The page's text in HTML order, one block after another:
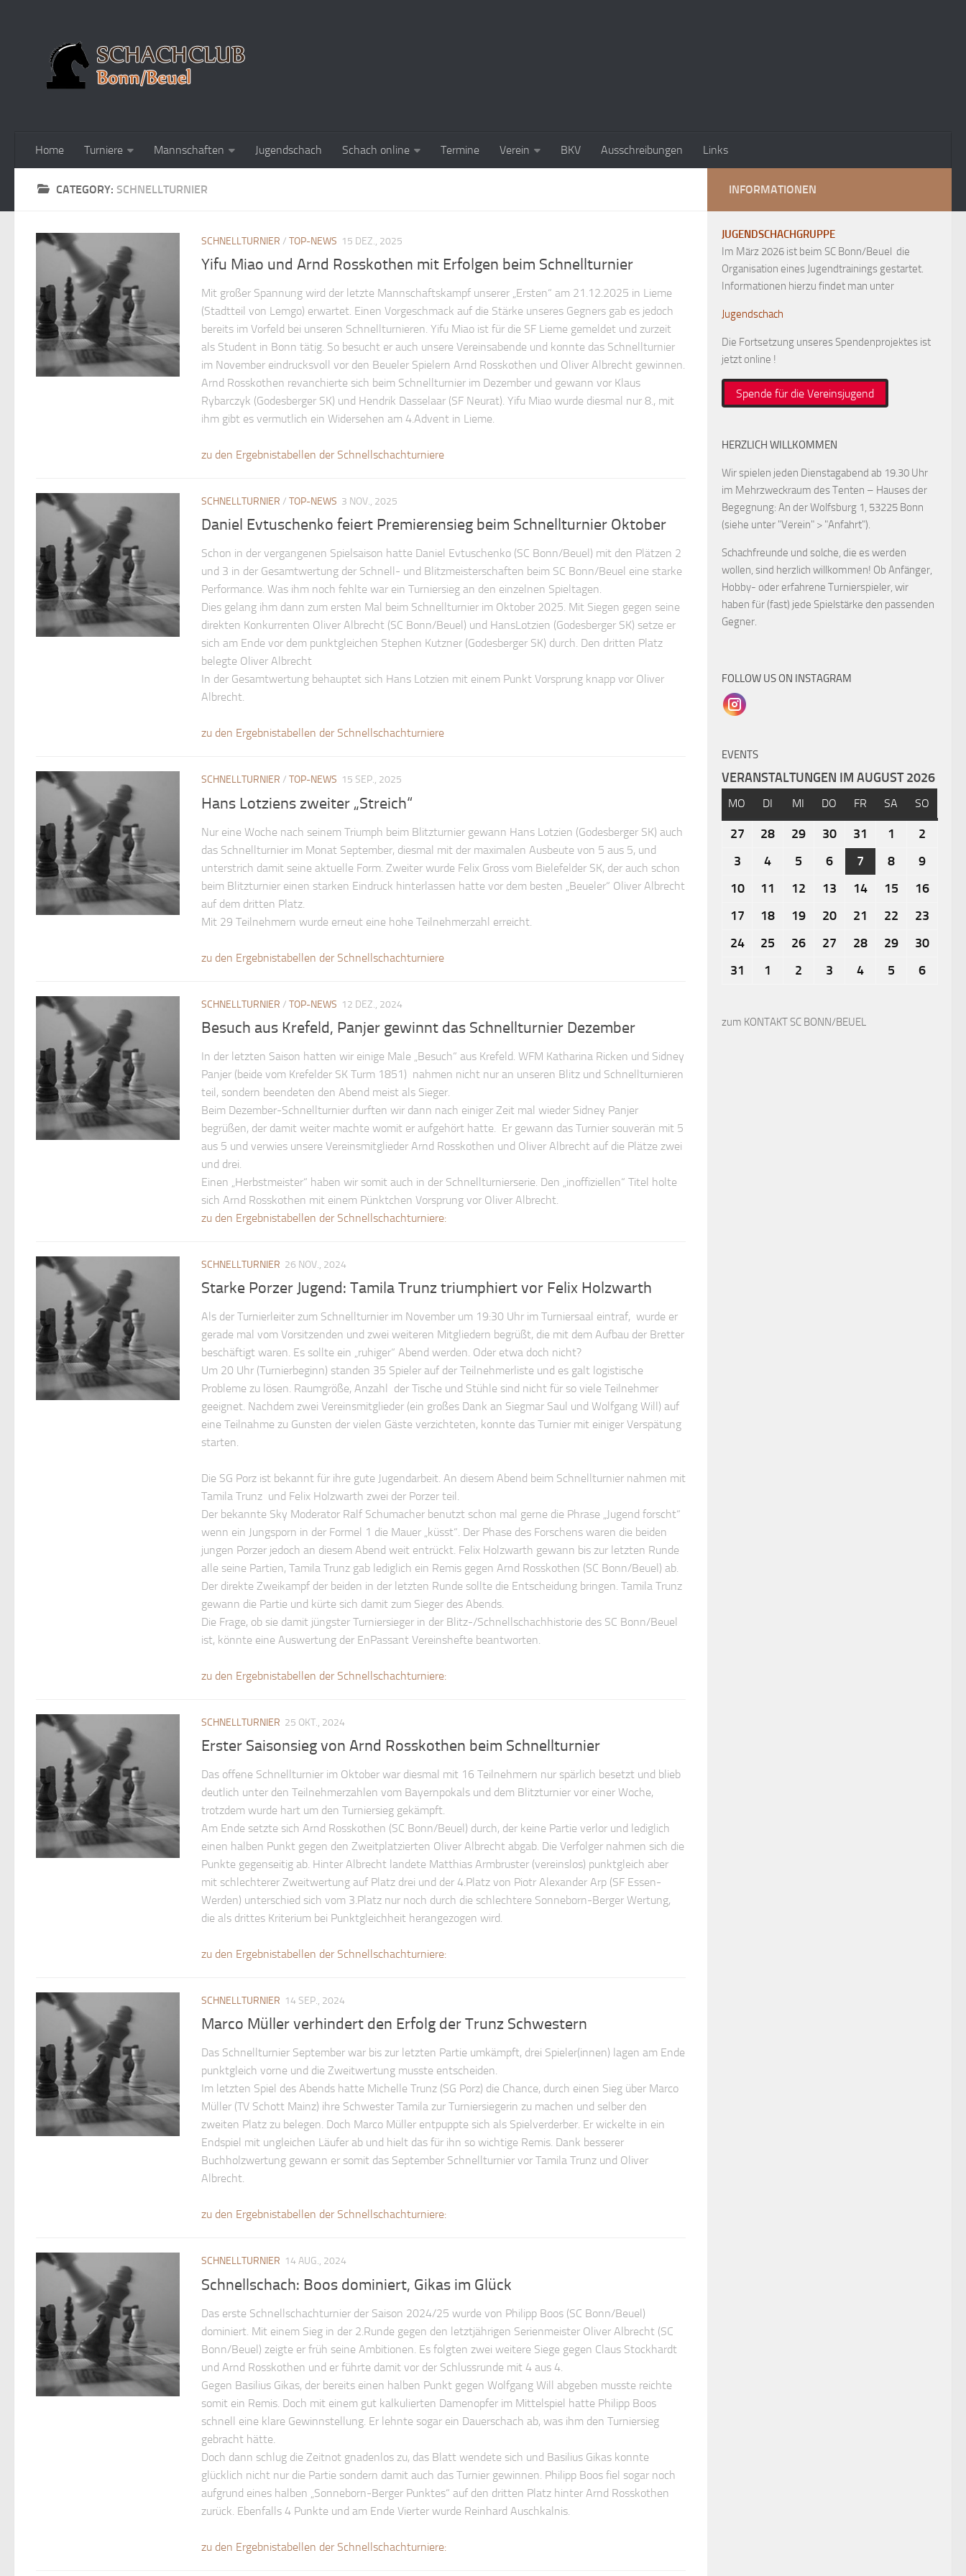
Home Turniere Mannschaften Jugendschach Schach online Termine Verein BKV Ausschreibungen Links
CATEGORY: SCHNELLTURNIER
SCHNELLTURNIER / TOP-NEWS 15 DEZ., 2025
Yifu Miao und Arnd Rosskothen mit Erfolgen beim Schnellturnier
Mit großer Spannung wird der letzte Mannschaftskampf unserer „Ersten“ am 21.12.2025 in Lieme
(Stadtteil von Lemgo) erwartet. Einen Vorgeschmack auf die Stärke unseres Gegners gab es jedoch
bereits im Vorfeld bei unseren Schnellturnieren. Yifu Miao ist für die SF Lieme gemeldet und zurzeit
als Student in Bonn tätig. So besucht er auch unsere Vereinsabende und konnte das Schnellturnier
im November eindrucksvoll vor den Beueler Spielern Arnd Rosskothen und Oliver Albrecht gewinnen.
Arnd Rosskothen revanchierte sich beim Schnellturnier im Dezember und gewann vor Klaus
Rybarczyk (Godesberger SK) und Hendrik Dasselaar (SF Neurat). Yifu Miao wurde diesmal nur 8., mit
ihm gibt es vermutlich ein Widersehen am 4.Advent in Lieme.
zu den Ergebnistabellen der Schnellschachturniere
SCHNELLTURNIER / TOP-NEWS 3 NOV., 2025
Daniel Evtuschenko feiert Premierensieg beim Schnellturnier Oktober
Schon in der vergangenen Spielsaison hatte Daniel Evtuschenko (SC Bonn/Beuel) mit den Plätzen 2
und 3 in der Gesamtwertung der Schnell- und Blitzmeisterschaften beim SC Bonn/Beuel eine starke
Performance. Was ihm noch fehlte war ein Turniersieg an den einzelnen Spieltagen.
Dies gelang ihm dann zum ersten Mal beim Schnellturnier im Oktober 2025. Mit Siegen gegen seine
direkten Konkurrenten Oliver Albrecht (SC Bonn/Beuel) und HansLotzien (Godesberger SK) setze er
sich am Ende vor dem punktgleichen Stephen Kutzner (Godesberger SK) durch. Den dritten Platz
belegte Oliver Albrecht
In der Gesamtwertung behauptet sich Hans Lotzien mit einem Punkt Vorsprung knapp vor Oliver
Albrecht.
zu den Ergebnistabellen der Schnellschachturniere
SCHNELLTURNIER / TOP-NEWS 15 SEP., 2025
Hans Lotziens zweiter „Streich“
Nur eine Woche nach seinem Triumph beim Blitzturnier gewann Hans Lotzien (Godesberger SK) auch
das Schnellturnier im Monat September, diesmal mit der maximalen Ausbeute von 5 aus 5, und
unterstrich damit seine aktuelle Form. Zweiter wurde Felix Gross vom Bielefelder SK, der auch schon
beim Blitzturnier einen starken Eindruck hinterlassen hatte vor dem besten „Beueler“ Oliver Albrecht
auf dem dritten Platz.
Mit 29 Teilnehmern wurde erneut eine hohe Teilnehmerzahl erreicht.
zu den Ergebnistabellen der Schnellschachturniere
SCHNELLTURNIER / TOP-NEWS 12 DEZ., 2024
Besuch aus Krefeld, Panjer gewinnt das Schnellturnier Dezember
In der letzten Saison hatten wir einige Male „Besuch“ aus Krefeld. WFM Katharina Ricken und Sidney
Panjer (beide vom Krefelder SK Turm 1851) nahmen nicht nur an unseren Blitz und Schnellturnieren
teil, sondern beendeten den Abend meist als Sieger.
Beim Dezember-Schnellturnier durften wir dann nach einiger Zeit mal wieder Sidney Panjer
begrüßen, der damit weiter machte womit er aufgehört hatte. Er gewann das Turnier souverän mit 5
aus 5 und verwies unsere Vereinsmitglieder Arnd Rosskothen und Oliver Albrecht auf die Plätze zwei
und drei.
Einen „Herbstmeister“ haben wir somit auch in der Schnellturnierserie. Den „inoffiziellen“ Titel holte
sich Arnd Rosskothen mit einem Pünktchen Vorsprung vor Oliver Albrecht.
zu den Ergebnistabellen der Schnellschachturniere:
SCHNELLTURNIER 26 NOV., 2024
Starke Porzer Jugend: Tamila Trunz triumphiert vor Felix Holzwarth
Als der Turnierleiter zum Schnellturnier im November um 19:30 Uhr im Turniersaal eintraf, wurde er
gerade mal vom Vorsitzenden und zwei weiteren Mitgliedern begrüßt, die mit dem Aufbau der Bretter
beschäftigt waren. Es sollte ein „ruhiger“ Abend werden. Oder etwa doch nicht?
Um 20 Uhr (Turnierbeginn) standen 35 Spieler auf der Teilnehmerliste und es galt logistische
Probleme zu lösen. Raumgröße, Anzahl der Tische und Stühle sind nicht für so viele Teilnehmer
geeignet. Nachdem zwei Vereinsmitglieder (ein großes Dank an Siegmar Saul und Wolfgang Will) auf
eine Teilnahme zu Gunsten der vielen Gäste verzichteten, konnte das Turnier mit einiger Verspätung
starten.
Die SG Porz ist bekannt für ihre gute Jugendarbeit. An diesem Abend beim Schnellturnier nahmen mit
Tamila Trunz und Felix Holzwarth zwei der Porzer teil.
Der bekannte Sky Moderator Ralf Schumacher benutzt schon mal gerne die Phrase „Jugend forscht“
wenn ein Jungsporn in der Formel 1 die Mauer „küsst“. Der Phase des Forschens waren die beiden
jungen Porzer jedoch an diesem Abend weit entrückt. Felix Holzwarth gewann bis zur letzten Runde
alle seine Partien, Tamila Trunz gab lediglich ein Remis gegen Arnd Rosskothen (SC Bonn/Beuel) ab.
Der direkte Zweikampf der beiden in der letzten Runde sollte die Entscheidung bringen. Tamila Trunz
gewann die Partie und kürte sich damit zum Sieger des Abends.
Die Frage, ob sie damit jüngster Turniersieger in der Blitz-/Schnellschachhistorie des SC Bonn/Beuel
ist, könnte eine Auswertung der EnPassant Vereinshefte beantworten.
zu den Ergebnistabellen der Schnellschachturniere:
SCHNELLTURNIER 25 OKT., 2024
Erster Saisonsieg von Arnd Rosskothen beim Schnellturnier
Das offene Schnellturnier im Oktober war diesmal mit 16 Teilnehmern nur spärlich besetzt und blieb
deutlich unter den Teilnehmerzahlen vom Bayernpokals und dem Blitzturnier vor einer Woche,
trotzdem wurde hart um den Turniersieg gekämpft.
Am Ende setzte sich Arnd Rosskothen (SC Bonn/Beuel) durch, der keine Partie verlor und lediglich
einen halben Punkt gegen den Zweitplatzierten Oliver Albrecht abgab. Die Verfolger nahmen sich die
Punkte gegenseitig ab. Hinter Albrecht landete Matthias Armbruster (vereinslos) punktgleich aber
mit schlechterer Zweitwertung auf Platz drei und der 4.Platz von Piotr Alexander Arp (SF Essen-
Werden) unterschied sich vom 3.Platz nur noch durch die schlechtere Sonneborn-Berger Wertung,
die als drittes Kriterium bei Punktgleichheit herangezogen wird.
zu den Ergebnistabellen der Schnellschachturniere:
SCHNELLTURNIER 14 SEP., 2024
Marco Müller verhindert den Erfolg der Trunz Schwestern
Das Schnellturnier September war bis zur letzten Partie umkämpft, drei Spieler(innen) lagen am Ende
punktgleich vorne und die Zweitwertung musste entscheiden.
Im letzten Spiel des Abends hatte Michelle Trunz (SG Porz) die Chance, durch einen Sieg über Marco
Müller (TV Schott Mainz) ihre Schwester Tamila zur Turniersiegerin zu machen und selber den
zweiten Platz zu belegen. Doch Marco Müller entpuppte sich als Spielverderber. Er wickelte in ein
Endspiel mit ungleichen Läufer ab und hielt das für ihn so wichtige Remis. Dank besserer
Buchholzwertung gewann er somit das September Schnellturnier vor Tamila Trunz und Oliver
Albrecht.
zu den Ergebnistabellen der Schnellschachturniere:
SCHNELLTURNIER 14 AUG., 2024
Schnellschach: Boos dominiert, Gikas im Glück
Das erste Schnellschachturnier der Saison 2024/25 wurde von Philipp Boos (SC Bonn/Beuel)
dominiert. Mit einem Sieg in der 2.Runde gegen den letztjährigen Serienmeister Oliver Albrecht (SC
Bonn/Beuel) zeigte er früh seine Ambitionen. Es folgten zwei weitere Siege gegen Claus Stockhardt
und Arnd Rosskothen und er führte damit vor der Schlussrunde mit 4 aus 4.
Gegen Basilius Gikas, der bereits einen halben Punkt gegen Wolfgang Will abgeben musste reichte
somit ein Remis. Doch mit einem gut kalkulierten Damenopfer im Mittelspiel hatte Philipp Boos
schnell eine klare Gewinnstellung. Er lehnte sogar ein Dauerschach ab, was ihm den Turniersieg
gebracht hätte.
Doch dann schlug die Zeitnot gnadenlos zu, das Blatt wendete sich und Basilius Gikas konnte
glücklich nicht nur die Partie sondern damit auch das Turnier gewinnen. Philipp Boos fiel sogar noch
aufgrund eines halben „Sonneborn-Berger Punktes“ auf den dritten Platz hinter Arnd Rosskothen
zurück. Ebenfalls 4 Punkte und am Ende Vierter wurde Reinhard Auschkalnis.
zu den Ergebnistabellen der Schnellschachturniere:
INFORMATIONEN
JUGENDSCHACHGRUPPE
Im März 2026 ist beim SC Bonn/Beuel die
Organisation eines Jugendtrainings gestartet.
Informationen hierzu findet man unter
Jugendschach
Die Fortsetzung unseres Spendenprojektes ist
jetzt online !
Spende für die Vereinsjugend
HERZLICH WILLKOMMEN
Wir spielen jeden Dienstagabend ab 19.30 Uhr
im Mehrzweckraum des Tenten – Hauses der
Begegnung: An der Wolfsburg 1, 53225 Bonn
(siehe unter "Verein" > "Anfahrt").
Schachfreunde und solche, die es werden
wollen, sind herzlich willkommen! Ob Anfänger,
Hobby- oder erfahrene Turnierspieler, wir
haben für (fast) jede Spielstärke den passenden
Gegner.
FOLLOW US ON INSTAGRAM
EVENTS
VERANSTALTUNGEN IM AUGUST 2026
MO DI MI DO FR SA SO
27 28 29 30 31 1
2
3
4 5 6 7 8
9
10
11 12 13 14 15
16
17
18 19 20 21 22
23
24
25 26 27 28 29
30
31
1 2 3 4 5 6
zum KONTAKT SC BONN/BEUEL